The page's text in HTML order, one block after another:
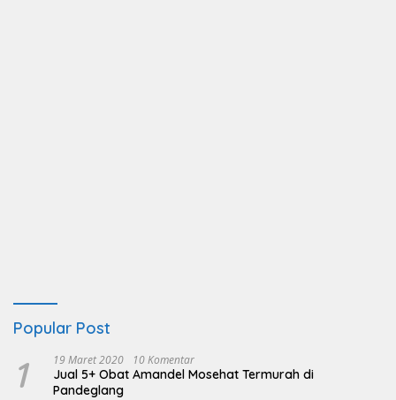
Popular Post
1 19 Maret 2020 10 Komentar
Jual 5+ Obat Amandel Mosehat Termurah di
Pandeglang